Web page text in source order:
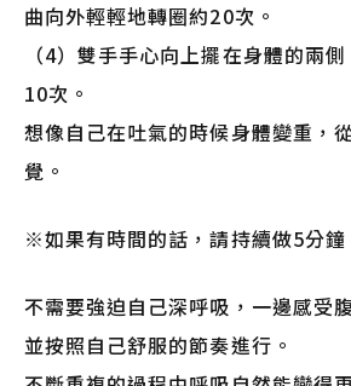
曲向外輕輕地轉圈約20次。
（4）雙手手心向上擺在身體的兩
10次。
想像自己在吐氣的時候身體變重，
覺。
※如果有時間的話，請持續做5分鐘
不需要強迫自己深呼吸，一邊感受
並按照自己舒服的節奏進行。